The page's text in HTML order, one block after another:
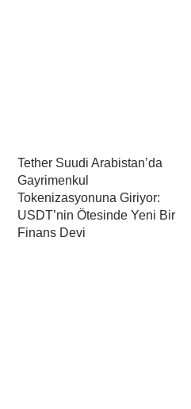
Tether Suudi Arabistan’da
Gayrimenkul
Tokenizasyonuna Giriyor:
USDT’nin Ötesinde Yeni Bir
Finans Devi